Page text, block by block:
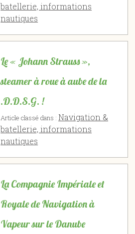
batellerie, informations
nautiques
Le « Johann Strauss »,
steamer à roue à aube de la
.D.D.S.G. !
Article classé dans : Navigation &
batellerie, informations
nautiques
La Compagnie Impériale et
Royale de Navigation à
Vapeur sur le Danube